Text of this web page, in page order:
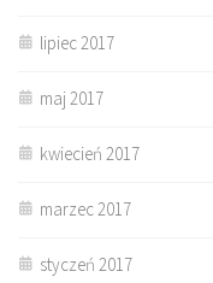
lipiec 2017
maj 2017
kwiecień 2017
marzec 2017
styczeń 2017